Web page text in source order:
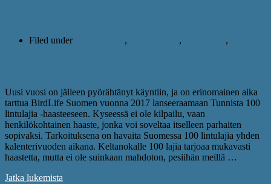
Filed under , ,
,
Uusi vuosi on jälleen pyörähtänyt käyntiin, ja on erinomainen aika
tarttua BirdLife Suomen vuonna 2017 lanseeraamaan Tunnista 100
lintulajia -haasteeseen. Kyseessä ei ole kilpailu, vaan
henkilökohtainen haaste, jonka voi soveltaa itselleen parhaiten
sopivaksi. Tarkoituksena on havaita Suomessa 100 lintulajia yhden
kalenterivuoden aikana. Keltanokalle 100 lajia tarjoaa mukavasti
haastetta, mutta ei ole suinkaan mahdoton, pesiihän meillä …
Jatka lukemista